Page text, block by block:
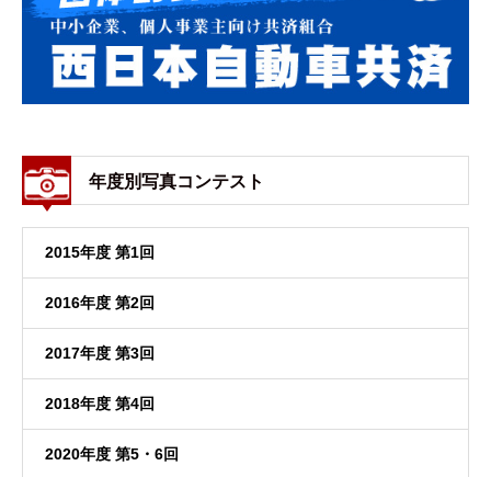
年度別写真コンテスト
2015年度 第1回
2016年度 第2回
2017年度 第3回
2018年度 第4回
2020年度 第5・6回